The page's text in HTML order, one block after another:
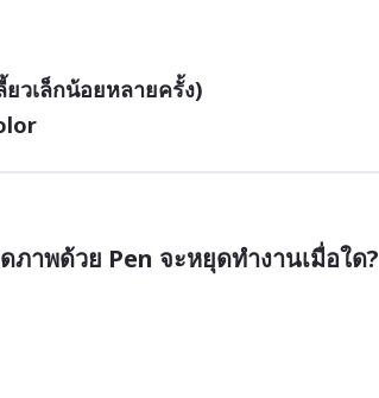
วเล็กน้อยหลายครั้ง)
าพด้วย Pen จะหยุดทำงานเมื่อใด?